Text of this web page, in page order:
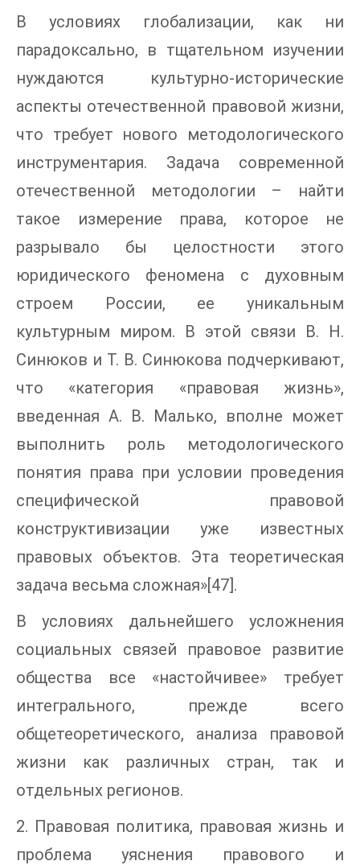
В условиях глобализации, как ни
парадоксально, в тщательном изучении
нуждаются культурно-исторические
аспекты отечественной правовой жизни,
что требует нового методологического
инструментария. Задача современной
отечественной методологии – найти
такое измерение права, которое не
разрывало бы целостности этого
юридического феномена с духовным
строем России, ее уникальным
культурным миром. В этой связи В. Н.
Синюков и Т. В. Синюкова подчеркивают,
что «категория «правовая жизнь»,
введенная А. В. Малько, вполне может
выполнить роль методологического
понятия права при условии проведения
специфической правовой
конструктивизации уже известных
правовых объектов. Эта теоретическая
задача весьма сложная»[47].
В условиях дальнейшего усложнения
социальных связей правовое развитие
общества все «настойчивее» требует
интегрального, прежде всего
общетеоретического, анализа правовой
жизни как различных стран, так и
отдельных регионов.
2. Правовая политика, правовая жизнь и
проблема уяснения правового и